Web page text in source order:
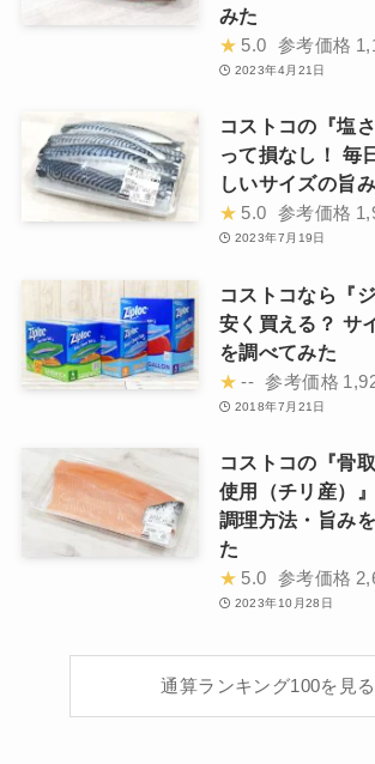
みた
★ 5.0 参考価格
2023年4月21日
コストコの『塩
って損なし！ 毎
しいサイズの旨
★ 5.0 参考価格
2023年7月19日
コストコなら『
安く買える？ サ
を調べてみた
★ -- 参考価格
2018年7月21日
コストコの『骨
使用（チリ産）
調理方法・旨み
た
★ 5.0 参考価格
2023年10月28日
通算ランキング100を見る